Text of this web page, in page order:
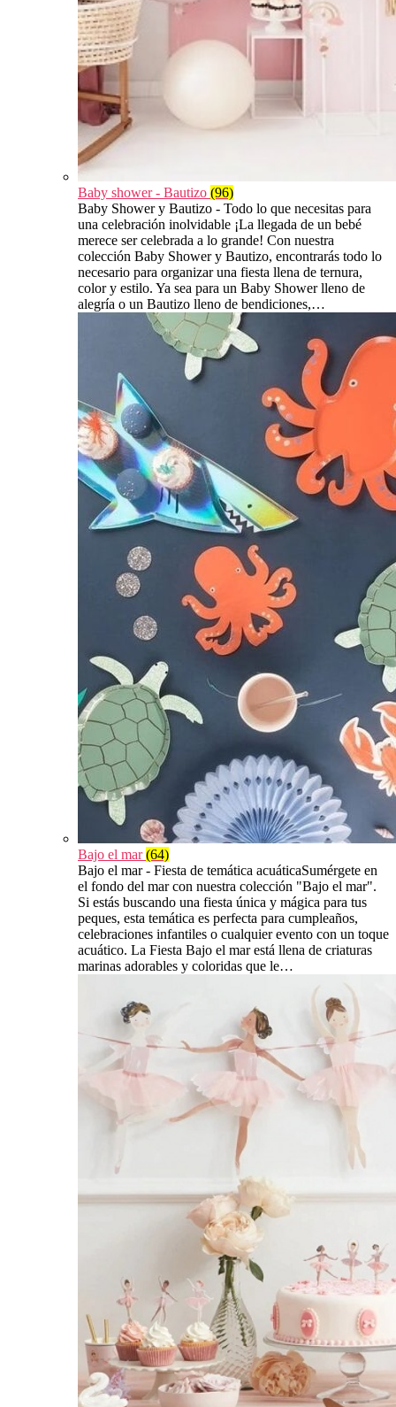
Baby shower - Bautizo (96)
Baby Shower y Bautizo - Todo lo que necesitas para
una celebración inolvidable ¡La llegada de un bebé
merece ser celebrada a lo grande! Con nuestra
colección Baby Shower y Bautizo, encontrarás todo lo
necesario para organizar una fiesta llena de ternura,
color y estilo. Ya sea para un Baby Shower lleno de
alegría o un Bautizo lleno de bendiciones,…
Bajo el mar(64)
Bajo el mar - Fiesta de temática acuáticaSumérgete en
el fondo del mar con nuestra colección "Bajo el mar".
Si estás buscando una fiesta única y mágica para tus
peques, esta temática es perfecta para cumpleaños,
celebraciones infantiles o cualquier evento con un toque
acuático. La Fiesta Bajo el mar está llena de criaturas
marinas adorables y coloridas que le…